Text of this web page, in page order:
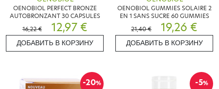
OENOBIOL PERFECT BRONZE
AUTOBRONZANT 30 CAPSULES
16,22 €
12,97 €
ДОБАВИТЬ В КОРЗИНУ
OENOBIOL GUMMIES SOLAIRE 2
EN 1 SANS SUCRE 60 GUMMIES
21,40 €
19,26 €
ДОБАВИТЬ В КОРЗИНУ
-20% -5%